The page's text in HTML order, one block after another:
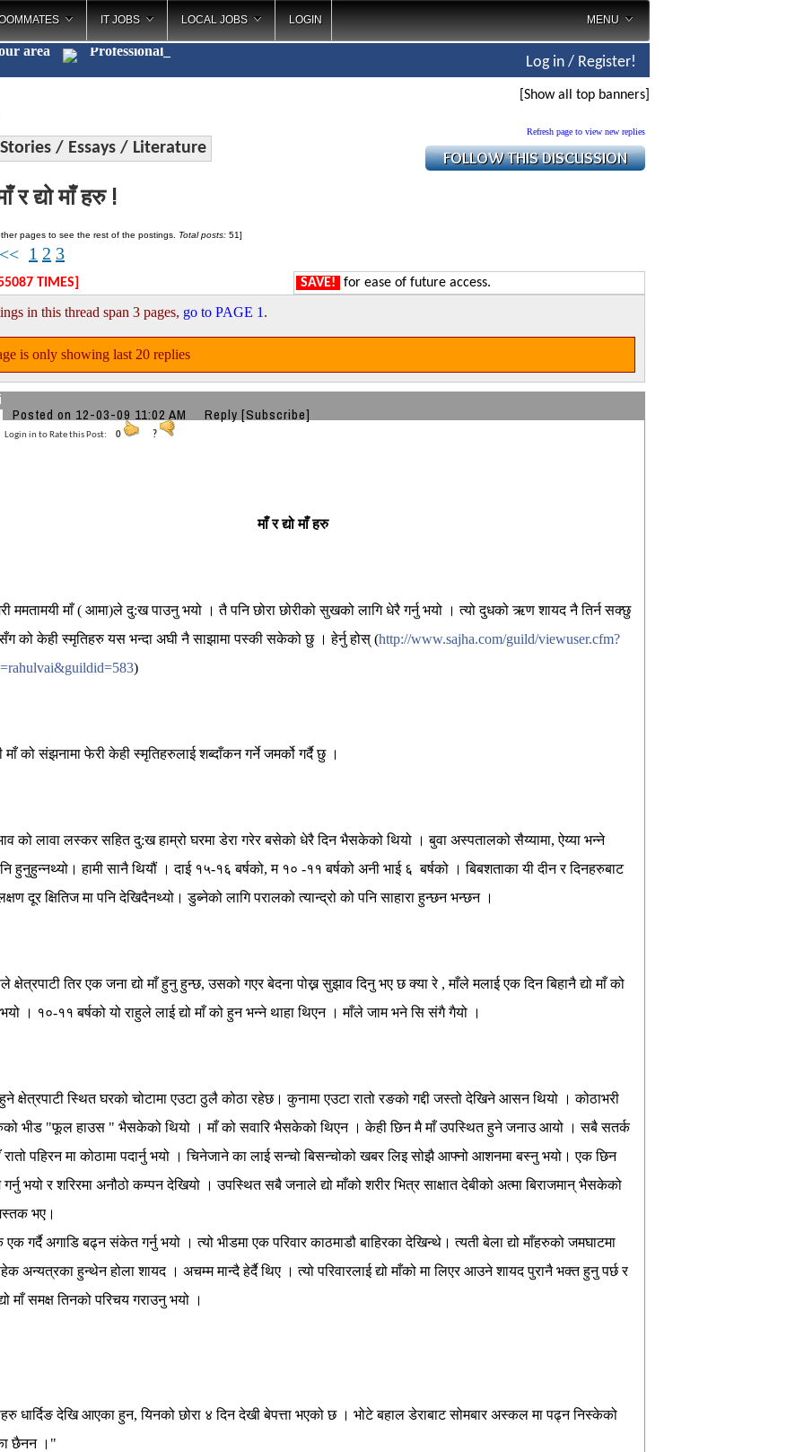
IT JOBS LOCAL JOBS LOGIN MENU
area Profe_
Log in / Register!
[Show all top banners]
Stories / Essays / Literature
Refresh page to view new replies
र द्यो माँ हरु !
pages to see the rest of the postings. Total posts: 51]
<< 1 2 3
TIMES] SAVE! for ease of future access.
in this thread span 3 pages, go to PAGE 1 .
is only showing last 20 replies
Posted on 12-03-09 11:02 AM Reply [Subscribe]
Login in to Rate this Post: 0 ?
माँ र द्यो माँ हरु
ममतामयी माँ ( आमा)ले दु:ख पाउनु भयो । तै पनि छोरा छोरीको सुखको लागि धेरै गर्नु भयो । त्यो दुधको ऋण शायद नै तिर्न सक्छु
को केही स्‍मृतिहरु यस भन्दा अघी नै साझामा पस्की सकेको छु । हेर्नु होस् (http://www.sajha.com/guild/viewuser.cfm?
)
को संझनामा फेरी केही स्‍मृतिहरुलाई शब्दाँकन गर्ने जमर्को गर्दै छु ।
को लावा लस्कर सहित दु:ख हाम्रो घरमा डेरा गरेर बसेको धेरै दिन भैसकेको थियो । बुवा अस्पतालको सैय्यामा, ऐय्या भन्ने
हुनुहुन्नथ्यो। हामी सानै थियौं । दाई १५-१६ बर्षको, म १० -११ बर्षको अनी भाई ६ बर्षको । बिबशताका यी दीन र दिनहरुबाट
दूर क्षितिज मा पनि देखिदैनथ्यो। डुब्नेको लागि परालको त्यान्द्रो को पनि साहारा हुन्छन भन्छन ।
क्षेत्रपाटी तिर एक जना द्यो माँ हुनु हुन्छ, उसको गएर बेदना पोख्न सुझाव दिनु भए छ क्या रे , माँले मलाई एक दिन बिहानै द्यो माँ को
। १०-११ बर्षको यो राहुले लाई द्यो माँ को हुन भन्ने थाहा थिएन । माँले जाम भने सि संगै गैयो ।
हुने क्षेत्रपाटी स्थित घरको चोटामा एउटा ठुलै कोठा रहेछ। कुनामा एउटा रातो रङको गद्दी जस्तो देखिने आसन थियो । कोठाभरी
भीड "फूल हाउस " भैसकेको थियो । माँ को सवारि भैसकेको थिएन । केही छिन मै माँ उपस्थित हुने जनाउ आयो । सबै सतर्क
रातो पहिरन मा कोठामा पदार्नु भयो । चिनेजाने का लाई सन्चो बिसन्चोको खबर लिइ सोझै आफ्नो आशनमा बस्नु भयो। एक छिन
भयो र शरिरमा अनौठो कम्पन देखियो । उपस्थित सबै जनाले द्यो माँको शरीर भित्र साक्षात देबीको अत्मा बिराजमान् भैसकेको
भए।
एक गर्दै अगाडि बढ्न संकेत गर्नु भयो । त्यो भीडमा एक परिवार काठमाडौ बाहिरका देखिन्थे। त्यती बेला द्यो माँहरुको जमघाटमा
अन्यत्रका हुन्थेन होला शायद । अचम्म मान्दै हेर्दै थिए । त्यो परिवारलाई द्यो माँको मा लिएर आउने शायद पुरानै भक्त हुनु पर्छ र
माँ समक्ष तिनको परिचय गराउनु भयो ।
धार्दिङ देखि आएका हुन, यिनको छोरा ४ दिन देखी बेपत्ता भएको छ । भोटे बहाल डेराबाट सोमबार अस्कल मा पढ्न निस्केको
छैनन ।"